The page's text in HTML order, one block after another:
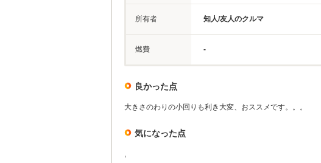
所有者 知人/友人のクルマ
燃費 -
良かった点
大きさのわりの小回りも利き大変、おススメです。。。
気になった点
,